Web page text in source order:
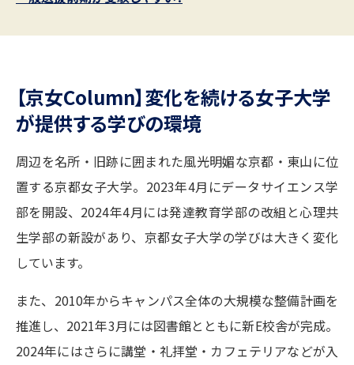
志望校・出願校を調べる
併願校選び 受験スケジュールを立てよう
新生活お役立ちガイド
大学で学びたい学問発見
【京女Column】変化を続ける女子大学
が提供する学びの環境
周辺を名所・旧跡に囲まれた風光明媚な京都・東山に位
置する京都女子大学。2023年4月にデータサイエンス学
部を開設、2024年4月には発達教育学部の改組と心理共
生学部の新設があり、京都女子大学の学びは大きく変化
しています。
また、2010年からキャンパス全体の大規模な整備計画を
推進し、2021年3月には図書館とともに新E校舎が完成。
2024年にはさらに講堂・礼拝堂・カフェテリアなどが入